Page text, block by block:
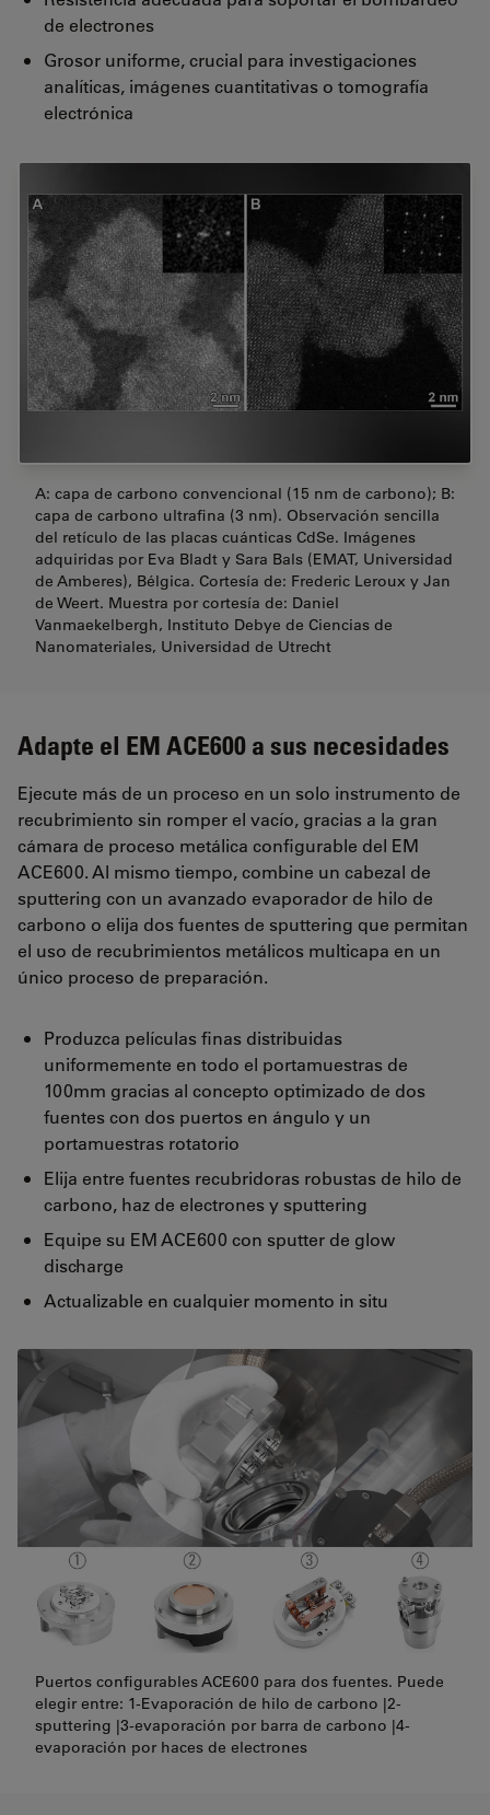
de electrones
Grosor uniforme, crucial para investigaciones
analíticas, imágenes cuantitativas o tomografía
electrónica
A: capa de carbono convencional (15 nm de carbono); B:
capa de carbono ultrafina (3 nm). Observación sencilla
del retículo de las placas cuánticas CdSe. Imágenes
adquiridas por Eva Bladt y Sara Bals (EMAT, Universidad
de Amberes), Bélgica. Cortesía de: Frederic Leroux y Jan
de Weert. Muestra por cortesía de: Daniel
Vanmaekelbergh, Instituto Debye de Ciencias de
Nanomateriales, Universidad de Utrecht
Adapte el EM ACE600 a sus necesidades
Ejecute más de un proceso en un solo instrumento de
recubrimiento sin romper el vacío, gracias a la gran
cámara de proceso metálica configurable del EM
ACE600. Al mismo tiempo, combine un cabezal de
sputtering con un avanzado evaporador de hilo de
carbono o elija dos fuentes de sputtering que permitan
el uso de recubrimientos metálicos multicapa en un
único proceso de preparación.
Produzca películas finas distribuidas
uniformemente en todo el portamuestras de
100mm gracias al concepto optimizado de dos
fuentes con dos puertos en ángulo y un
portamuestras rotatorio
Elija entre fuentes recubridoras robustas de hilo de
carbono, haz de electrones y sputtering
Equipe su EM ACE600 con sputter de glow
discharge
Actualizable en cualquier momento in situ
Puertos configurables ACE600 para dos fuentes. Puede
elegir entre: 1-Evaporación de hilo de carbono |2-
sputtering |3-evaporación por barra de carbono |4-
evaporación por haces de electrones